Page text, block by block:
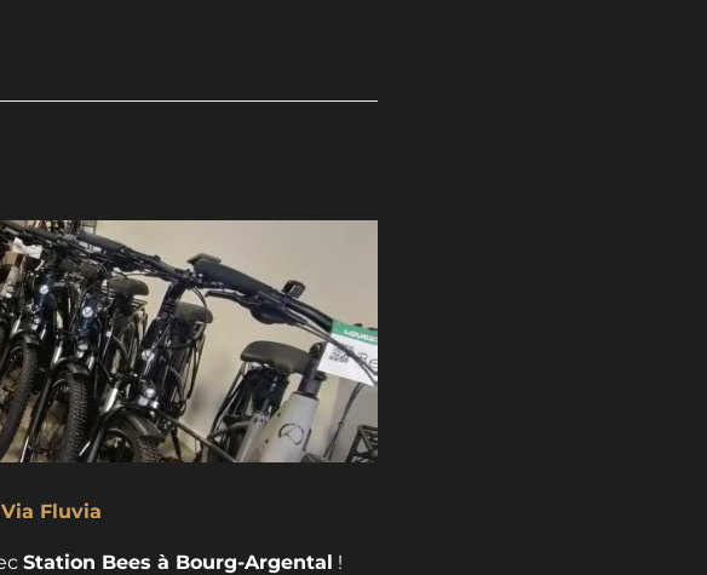
Fluvia
Station Bees à Bourg-Argental !